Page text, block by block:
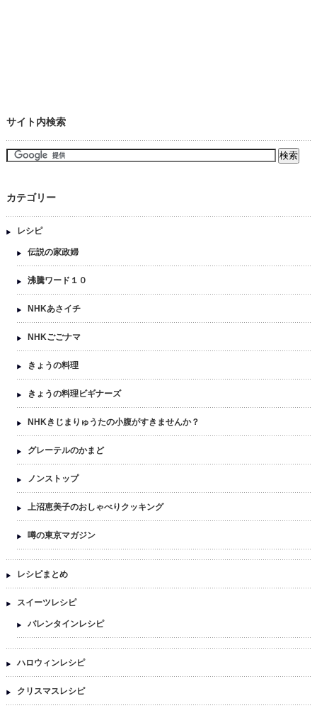
サイト内検索
カテゴリー
レシピ
伝説の家政婦
沸騰ワード１０
NHKあさイチ
NHKごごナマ
きょうの料理
きょうの料理ビギナーズ
NHKきじまりゅうたの小腹がすきませんか？
グレーテルのかまど
ノンストップ
上沼恵美子のおしゃべりクッキング
噂の東京マガジン
レシピまとめ
スイーツレシピ
バレンタインレシピ
ハロウィンレシピ
クリスマスレシピ